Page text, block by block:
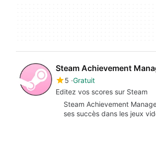
Steam Achievement
5 Gratuit
Editez vos scores sur Steam
Steam Achievement
ses succès dans les jeux